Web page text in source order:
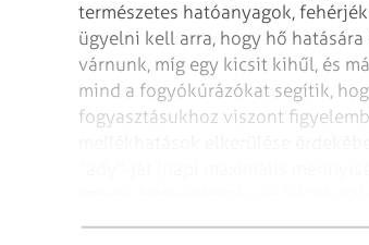
természetes hatóanyagok,
ügyelni kell arra, hogy hő
várnunk, míg egy kicsit kihűl, és
mind a fogyókúrázókat segítik,
fogyasztásukhoz viszont
nagy baj.